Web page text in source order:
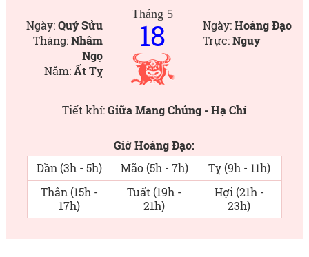
Ngày:Quý Sửu
Tháng:Nhâm
Ngọ
Năm:Ất Tỵ
Tháng 5
18 Ngày:Hoàng Đạo
Trực:Nguy
Tiết khí:Giữa Mang Chủng - Hạ Chí
Giờ Hoàng Đạo:
Dần (3h - 5h)
Mão (5h - 7h)
Tỵ (9h - 11h)
Thân (15h -
17h)
Tuất (19h -
21h)
Hợi (21h -
23h)